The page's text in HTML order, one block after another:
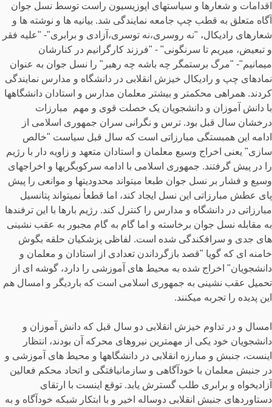
اقدامات و شعارها و سیاستهای اپوزیسیون راست توسط نسل جوان
آگاه متعلق به قطب چپ جامعه نمایندگی شد. بیانیه ها و نوشته ها و
شعارهای رادیکال، "نه روسری،نه توسری،آزادی و برابری"- "علیه فقر
و تبعیض، میریم تا سرنگونی" - "فرزند کارگرانیم در کنارشان
میمانیم"- "مرگ برستمگر چه باشه چه رهبر" را نسل جوان به عنوان
نمادهای چپ و رادیکال خیزش انقلابی در دانشگاه و مدارس نمایندگی
کردند. همراهی محکمتر و بیشتر معلمان مدارس و استادان دانشگاهها
با دانش آموزان و دانشجویان یک خصلت قوی و مهم مبارزات
درخشان سال قبل بود. ترس و نگرانی سران جمهوری اسلامی از
ادامه این همبستگی مبارزاتی است که سال قبل سیاست "خالص
سازی" یعنی اخراج وسیع معلمان و استادان متعهد و زاویه دار با رژیم
را در پیش گرفتند. جمهوری اسلامی با ادامه سرکوبگریها و اخراجهای
وسیع و فشار بر نسل جوان طبعا میتواند محدودیتها و موانعی را پیش
پای عطش مبارزاتی این نسل ایجاد کند، اما قطعأ نمیتواند پتانسیل
مبارزاتی در دانشگاه و مدارس را کنترل کند. رژیم بارها با این ترفندها
به مقابله نسل جوان برخاسته و اما گام به گام مجبور به عقب نشینی
های جدی و سرافکندگی شده است. لفاظی پزشکیان حلقه بگوش
خامنه ای که گویا "قصد بازگرداندن تعدادی از استادان و معلمان و
دانشجویان" اخراج شده به محیط های آموزشی را دارد، گوشه ای از
تحمیل عقب نشینی به جمهوری اسلامی است که باردیگر و امسال هم
این پدیده را تجربه میکنند.
امسال و در تداوم خیزش انقلابی دو سال قبل که دانش آموزان و
دانشجویان خود یکی از مهمترین نیروهای محرکه آن بودند، انتظار
اینست، جنبش و مبارزه انقلابی در دانشگاهها و محیط های آموزشی و
در جنبش معلمان با خودآگاهی و سازمانیافتگی و اتحاد محکم فعالین
آزادیخواه و برابری طلب گسترش یابد. توقع اینست با ارتقای
دستاوردهای جنبش انقلابی دوساله اخیر و با ابتکار شبکه خودآگاه و به